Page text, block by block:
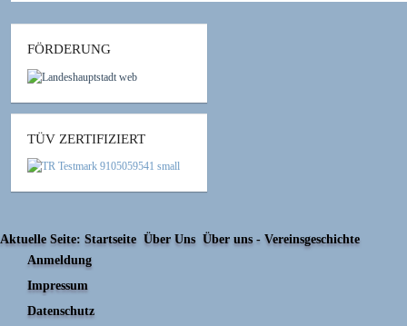
FÖRDERUNG
TÜV ZERTIFIZIERT
Aktuelle Seite: Startseite Über Uns Über uns - Vereinsgeschichte
Anmeldung
Impressum
Datenschutz